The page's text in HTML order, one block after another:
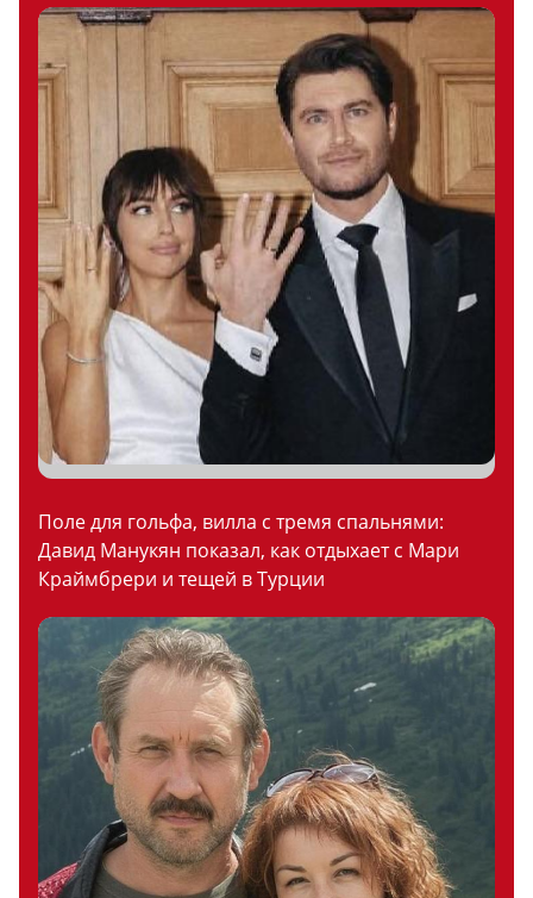
Поле для гольфа, вилла с тремя спальнями:
Давид Манукян показал, как отдыхает с Мари
Краймбрери и тещей в Турции